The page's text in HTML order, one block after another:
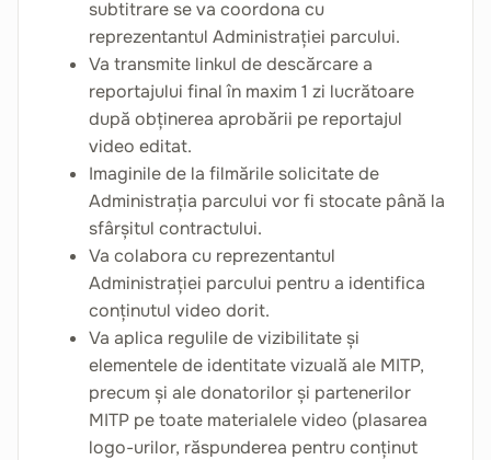
subtitrare se va coordona cu
reprezentantul Administrației parcului.
Va transmite linkul de descărcare a
reportajului final în maxim 1 zi lucrătoare
după obținerea aprobării pe reportajul
video editat.
Imaginile de la filmările solicitate de
Administrația parcului vor fi stocate până la
sfârșitul contractului.
Va colabora cu reprezentantul
Administrației parcului pentru a identifica
conținutul video dorit.
Va aplica regulile de vizibilitate și
elementele de identitate vizuală ale MITP,
precum și ale donatorilor și partenerilor
MITP pe toate materialele video (plasarea
logo-urilor, răspunderea pentru conținut